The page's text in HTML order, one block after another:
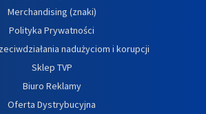
Merchandising (znaki)
Polityka Prywatności
nadużyciom i korupcji
Sklep TVP
Biuro Reklamy
Oferta Dystrybucyjna